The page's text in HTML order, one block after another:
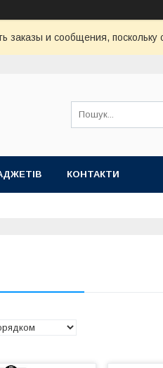
заказы и сообщения,
КОНТАКТИ